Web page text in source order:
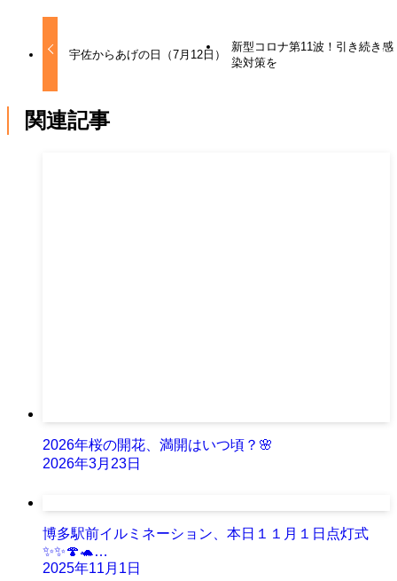
宇佐からあげの日（7月12日）
新型コロナ第11波！引き続き感
染対策を
関連記事
2026年桜の開花、満開はいつ頃？🌸
2026年3月23日
博多駅前イルミネーション、本日１１月１日点灯式
✨✨🍄🐢…
2025年11月1日